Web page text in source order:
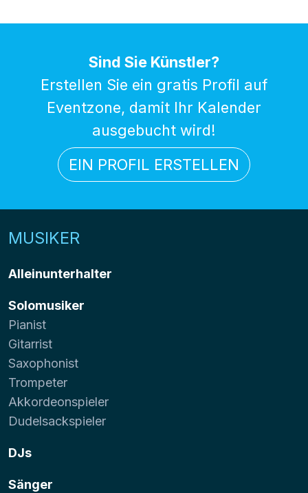
Sind Sie Künstler?
Erstellen Sie ein gratis Profil auf
Eventzone, damit Ihr Kalender
ausgebucht wird!
EIN PROFIL ERSTELLEN
MUSIKER
Alleinunterhalter
Solomusiker
Pianist
Gitarrist
Saxophonist
Trompeter
Akkordeonspieler
Dudelsackspieler
DJs
Sänger